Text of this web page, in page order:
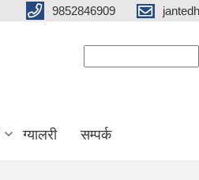
9852846909
ग्यालरी सम्पर्क